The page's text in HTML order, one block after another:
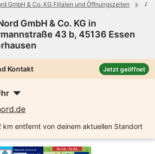
GmbH & Co. KG Filialen und Öffnungszeiten
GmbH & Co. KG in
43 b, 45136 Essen
Kontakt Jetzt geöffnet
km entfernt von deinem aktuellen Standort